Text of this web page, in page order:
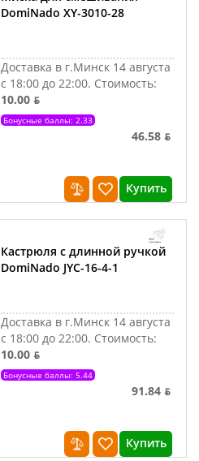
DomiNado XY-3010-28
Доставка в г.Минск 14 августа
с 18:00 до 22:00. Стоимость:
10.00 ƃ
Бонусные баллы: 2.33
46.58 ƃ
Купить
Кастрюля с длинной ручкой
DomiNado JYC-16-4-1
Доставка в г.Минск 14 августа
с 18:00 до 22:00. Стоимость:
10.00 ƃ
Бонусные баллы: 5.44
91.84 ƃ
Купить